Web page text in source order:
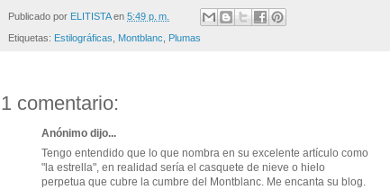
Publicado por ELITISTA en 5:49 p. m.
Etiquetas: Estilográficas Montblanc Plumas
1 comentario:
Anónimo dijo...
Tengo entendido que lo que nombra en su excelente artículo como
"la estrella", en realidad sería el casquete de nieve o hielo
perpetua que cubre la cumbre del Montblanc. Me encanta su blog.